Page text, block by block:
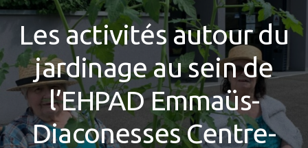
principale
Les activités autour du
jardinage au sein de
l’EHPAD Emmaüs-
Diaconesses Centre-